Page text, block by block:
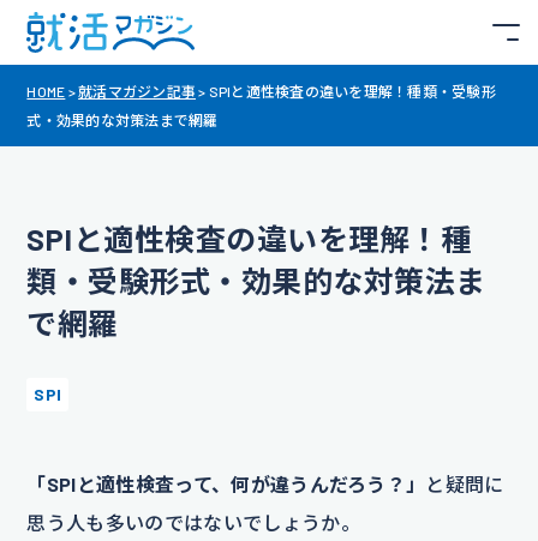
HOME >就活マガジン記事 > SPIと適性検査の違いを理解！種類・受験形
式・効果的な対策法まで網羅
SPIと適性検査の違いを理解！種
類・受験形式・効果的な対策法ま
で網羅
SPI
「SPIと適性検査って、何が違うんだろう？」
と疑問に
思う人も多いのではないでしょうか。